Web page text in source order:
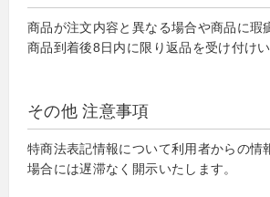
商品が注文内容と異なる場合や商品に瑕
商品到着後8日内に限り返品を受け付け
その他 注意事項
特商法表記情報について利用者からの情
場合には遅滞なく開示いたします。